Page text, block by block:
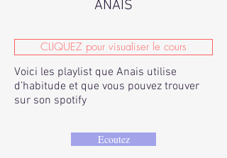
ANAIS
CLIQUEZ pour visualiser le cours
Voici les playlist que Anais utilise
d’habitude et que vous pouvez trouver
sur son spotify
Ecoutez